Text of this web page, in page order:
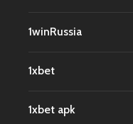
1winRussia
1xbet
1xbet apk